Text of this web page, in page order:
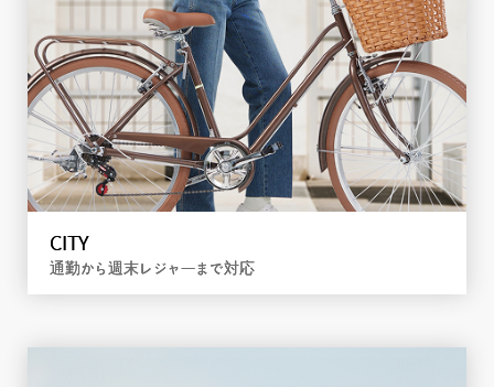
FOLDING / MINIVELO
持ち運びやすいコンパクト設計
詳しく見る
CITY
通勤から週末レジャーまで対応